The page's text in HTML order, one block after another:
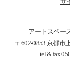
アートスペー
〒602-0853 京都市
tel & fax